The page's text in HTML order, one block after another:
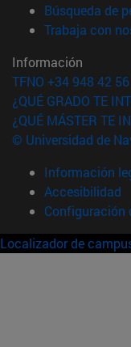
Búsqueda de
Trabaja con
Información
TFNO +34 948 42
¿QUÉ GRADO TE
¿QUÉ MÁSTER TE
© Universidad de
Información
Accesibilidad
Configuración
Localizador de